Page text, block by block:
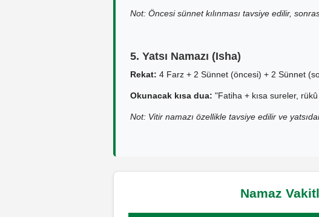
Not: Öncesi sünnet kılınması tavsiye edilir,
5. Yatsı Namazı (Isha)
Rekat: 4 Farz + 2 Sünnet (öncesi) + 2 Sünnet
Okunacak kısa dua: "Fatiha + kısa sureler,
Not: Vitir namazı özellikle tavsiye edilir ve
Namaz